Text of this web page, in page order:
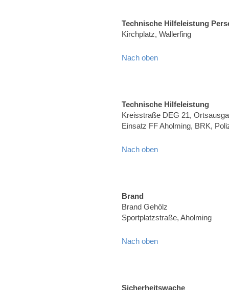
Technische Hilfeleistung
Kirchplatz, Wallerfing
Nach oben
Technische Hilfeleistung
Kreisstraße DEG 21,
Einsatz FF Aholming, BRK,
Nach oben
Brand
Brand Gehölz
Sportplatzstraße, Aholming
Nach oben
Sicherheitswache